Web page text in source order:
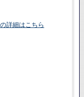
詳細はこちら